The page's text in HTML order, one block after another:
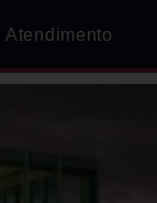
Atendimento